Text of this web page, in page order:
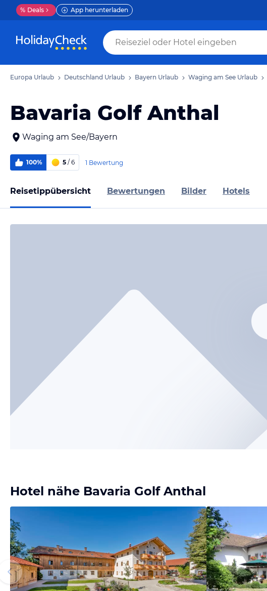
% Deals App herunterladen
Europa Urlaub Deutschland Urlaub Bayern Urlaub Waging am See Urlaub
Bavaria Golf Anthal
Waging am See/Bayern
100% 5 / 6 1 Bewertung
Reisetippübersicht Bewertungen Bilder Hotels
Hotel nähe Bavaria Golf Anthal